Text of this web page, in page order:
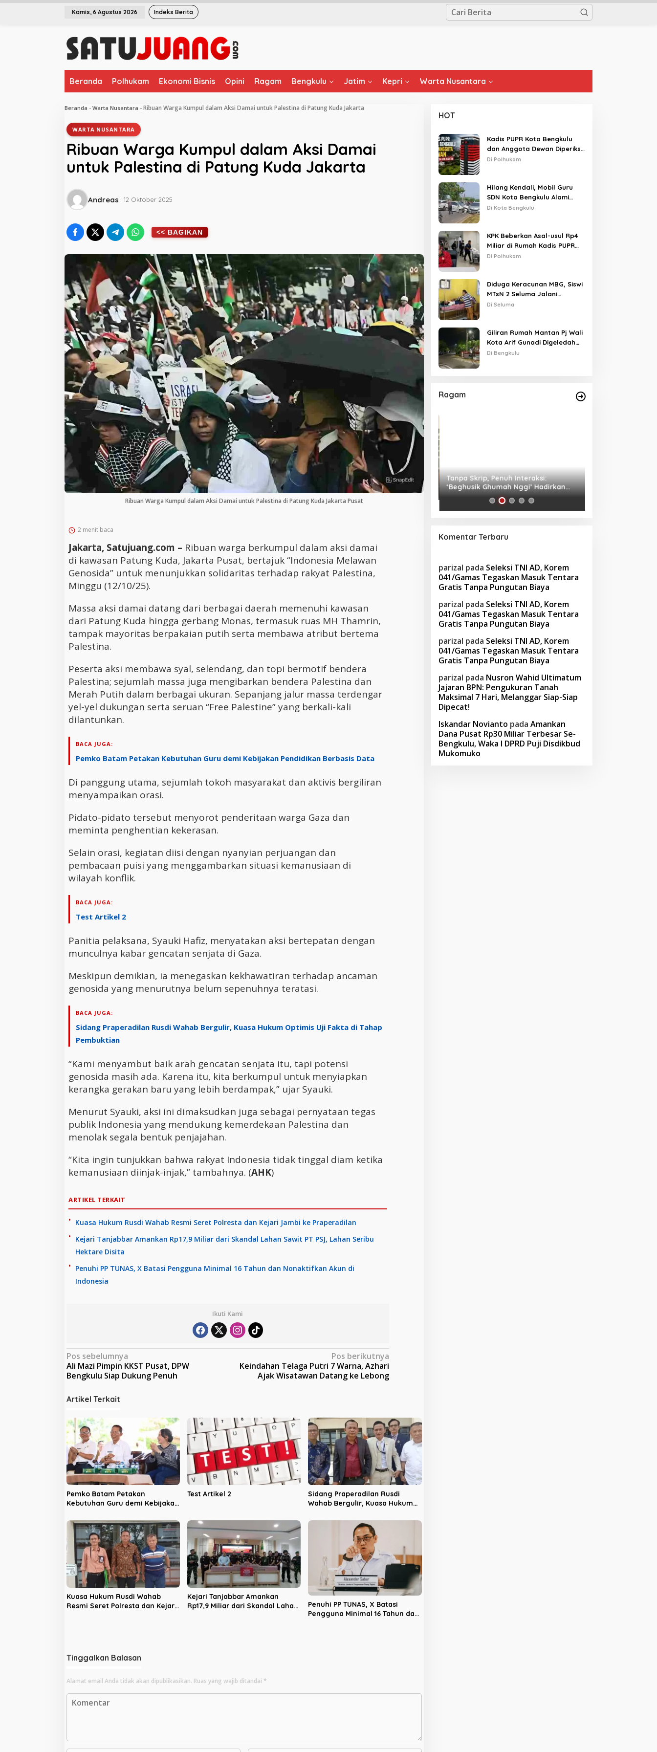
L
Kamis, 6 Agustus 2026 Indeks Berita
Beranda Polhukam Ekonomi Bisnis Opini Ragam Bengkulu Jatim Kepri Warta Nusantara
Beranda - Warta Nusantara - Ribuan Warga Kumpul dalam Aksi Damai untuk Palestina di Patung Kuda Jakarta
WARTA NUSANTARA
Ribuan Warga Kumpul dalam Aksi Damai
untuk Palestina di Patung Kuda Jakarta
Andreas 12 Oktober 2025
Ribuan Warga Kumpul dalam Aksi Damai untuk Palestina di Patung Kuda Jakarta Pusat
2 menit baca
Jakarta, Satujuang.com – Ribuan warga berkumpul dalam aksi damai
di kawasan Patung Kuda, Jakarta Pusat, bertajuk “Indonesia Melawan
Genosida” untuk menunjukkan solidaritas terhadap rakyat Palestina,
Minggu (12/10/25).
Massa aksi damai datang dari berbagai daerah memenuhi kawasan
dari Patung Kuda hingga gerbang Monas, termasuk ruas MH Thamrin,
tampak mayoritas berpakaian putih serta membawa atribut bertema
Palestina.
Peserta aksi membawa syal, selendang, dan topi bermotif bendera
Palestina; sejumlah massa juga mengibarkan bendera Palestina dan
Merah Putih dalam berbagai ukuran. Sepanjang jalur massa terdengar
yel-yel dukungan serta seruan “Free Palestine” yang berkali-kali
dilantunkan.
BACA JUGA:
Pemko Batam Petakan Kebutuhan Guru demi Kebijakan Pendidikan Berbasis Data
Di panggung utama, sejumlah tokoh masyarakat dan aktivis bergiliran
menyampaikan orasi.
Pidato-pidato tersebut menyorot penderitaan warga Gaza dan
meminta penghentian kekerasan.
Selain orasi, kegiatan diisi dengan nyanyian perjuangan dan
pembacaan puisi yang menggambarkan situasi kemanusiaan di
wilayah konflik.
BACA JUGA:
Test Artikel 2
Panitia pelaksana, Syauki Hafiz, menyatakan aksi bertepatan dengan
munculnya kabar gencatan senjata di Gaza.
Meskipun demikian, ia menegaskan kekhawatiran terhadap ancaman
genosida yang menurutnya belum sepenuhnya teratasi.
BACA JUGA:
Sidang Praperadilan Rusdi Wahab Bergulir, Kuasa Hukum Optimis Uji Fakta di Tahap
Pembuktian
“Kami menyambut baik arah gencatan senjata itu, tapi potensi
genosida masih ada. Karena itu, kita berkumpul untuk menyiapkan
kerangka gerakan baru yang lebih berdampak,” ujar Syauki.
Menurut Syauki, aksi ini dimaksudkan juga sebagai pernyataan tegas
publik Indonesia yang mendukung kemerdekaan Palestina dan
menolak segala bentuk penjajahan.
“Kita ingin tunjukkan bahwa rakyat Indonesia tidak tinggal diam ketika
kemanusiaan diinjak-injak,” tambahnya. (AHK)
ARTIKEL TERKAIT
Kuasa Hukum Rusdi Wahab Resmi Seret Polresta dan Kejari Jambi ke Praperadilan
Kejari Tanjabbar Amankan Rp17,9 Miliar dari Skandal Lahan Sawit PT PSJ, Lahan Seribu
Hektare Disita
Penuhi PP TUNAS, X Batasi Pengguna Minimal 16 Tahun dan Nonaktifkan Akun di
Indonesia
Ikuti Kami
N
a
i
a
s
i
p
o
s
Pos sebelumnya
Ali Mazi Pimpin KKST Pusat, DPW
Bengkulu Siap Dukung Penuh
Pos berikutnya
Keindahan Telaga Putri 7 Warna, Azhari
Ajak Wisatawan Datang ke Lebong
Artikel Terkait
Pemko Batam Petakan
Kebutuhan Guru demi Kebijakan
Test Artikel 2
Sidang Praperadilan Rusdi
Wahab Bergulir, Kuasa Hukum
Pembuktian
Kuasa Hukum Rusdi Wahab
Resmi Seret Polresta dan Kejari
Kejari Tanjabbar Amankan
Rp17,9 Miliar dari Skandal Lahan
Penuhi PP TUNAS, X Batasi
Pengguna Minimal 16 Tahun dan
Tinggalkan Balasan
Alamat email Anda tidak akan dipublikasikan. Ruas yang wajib ditandai *
HOT
Kadis PUPR Kota Bengkulu
dan Anggota Dewan Diperiksa
KPK Hari Ini
Di Polhukam
Hilang Kendali, Mobil Guru
SDN Kota Bengkulu Alami
Tabrakan Beruntun di Lampu
Di Kota Bengkulu
KPK Beberkan Asal-usul Rp4
Miliar di Rumah Kadis PUPR
Kota Bengkulu
Di Polhukam
Diduga Keracunan MBG, Siswi
MTsN 2 Seluma Jalani
Perawatan Intensif di RSUD
Di Seluma
Giliran Rumah Mantan Pj Wali
Kota Arif Gunadi Digeledah
KPK, Sinyal Pengusutan
Di Bengkulu
Ragam
Cara Efektif Mengelola Waktu untuk
Produktivitas Maksimal
Tanpa Skrip, Penuh Interaksi:
‘Beghusik Ghumah Nggi’ Hadirkan
Ruang Digital Seperti Rumah Sendiri
Komentar Terbaru
parizal pada Seleksi TNI AD, Korem
041/Gamas Tegaskan Masuk Tentara
Gratis Tanpa Pungutan Biaya
parizal pada Seleksi TNI AD, Korem
041/Gamas Tegaskan Masuk Tentara
Gratis Tanpa Pungutan Biaya
parizal pada Seleksi TNI AD, Korem
041/Gamas Tegaskan Masuk Tentara
Gratis Tanpa Pungutan Biaya
parizal pada Nusron Wahid Ultimatum
Jajaran BPN: Pengukuran Tanah
Maksimal 7 Hari, Melanggar Siap-Siap
Dipecat!
Iskandar Novianto pada Amankan
Dana Pusat Rp30 Miliar Terbesar Se-
Bengkulu, Waka I DPRD Puji Disdikbud
Mukomuko